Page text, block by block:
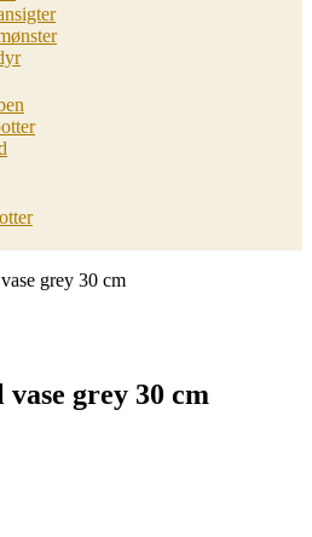
grey 30 cm
vase grey 30 cm